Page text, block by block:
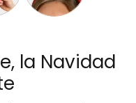
la Navidad